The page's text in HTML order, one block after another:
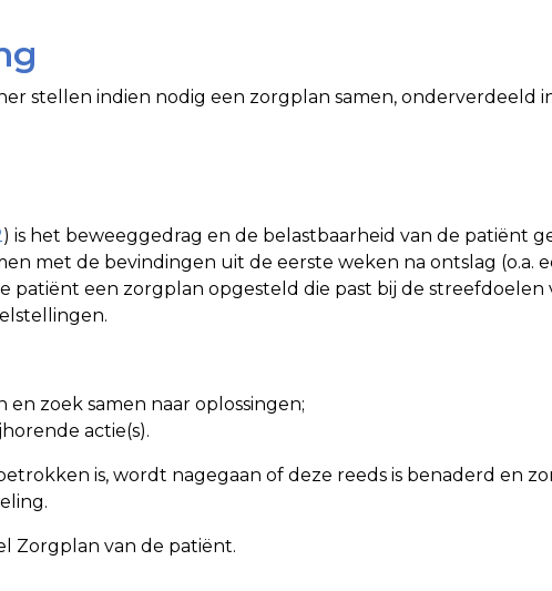
stellen indien nodig een zorgplan samen, onderverdeeld
) is het beweeggedrag en de belastbaarheid van de patiënt
met de bevindingen uit de eerste weken na ontslag (o.a.
patiënt een zorgplan opgesteld die past bij de
zoek samen naar oplossingen;
actie(s).
is, wordt nagegaan of deze reeds is benaderd en
Zorgplan van de patiënt.